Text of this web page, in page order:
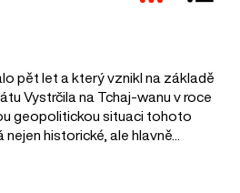
pět let a který vznikl na základě
Vystrčila na Tchaj-wanu v roce
geopolitickou situaci tohoto
historické, ale hlavně...